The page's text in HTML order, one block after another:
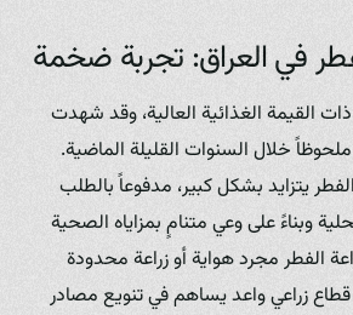
في العراق: تجربة ضخمة
القيمة الغذائية العالية، وقد شهدت
ملحوظاً خلال السنوات القليلة الماضية.
يتزايد بشكل كبير، مدفوعاً بالطلب
وبناءً على وعي متنامٍ بمزاياه الصحية
الفطر مجرد هواية أو زراعة محدودة
زراعي واعد يساهم في تنويع مصادر